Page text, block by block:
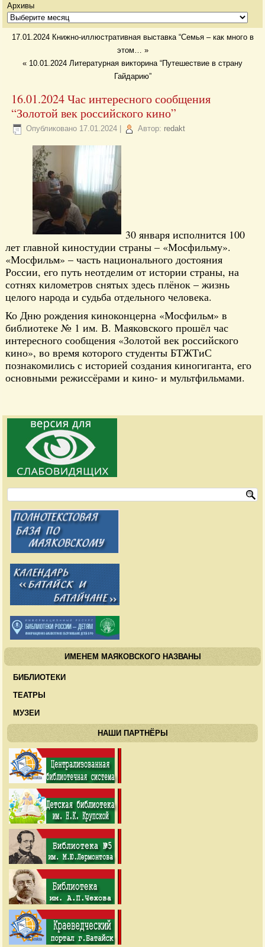
Архивы
17.01.2024 Книжно-иллюстративная выставка “Семья – как много в
этом…
»
« 10.01.2024 Литературная викторина “Путешествие в страну
Гайдарию”
16.01.2024 Час интересного сообщения
“Золотой век российского кино”
Опубликовано 17.01.2024 Автор: redakt
30 января исполнится 100
лет главной киностудии страны – «Мосфильму».
«Мосфильм» – часть национального достояния
России, его путь неотделим от истории страны, на
сотнях километров снятых здесь плёнок – жизнь
целого народа и судьба отдельного человека.
Ко Дню рождения киноконцерна «Мосфильм» в
библиотеке № 1 им. В. Маяковского прошёл час
интересного сообщения «Золотой век российского
кино», во время которого студенты БТЖТиС
познакомились с историей создания киногиганта, его
основными режиссёрами и кино- и мультфильмами.
ИМЕНЕМ МАЯКОВСКОГО НАЗВАНЫ
БИБЛИОТЕКИ
ТЕАТРЫ
МУЗЕИ
НАШИ ПАРТНЁРЫ